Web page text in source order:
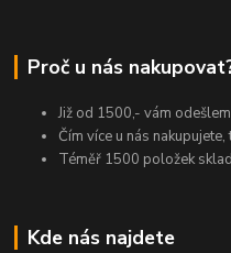
Proč u nás
Již od 1500,- vám
Čím více u nás
Téměř 1500 položek
Kde nás najdete